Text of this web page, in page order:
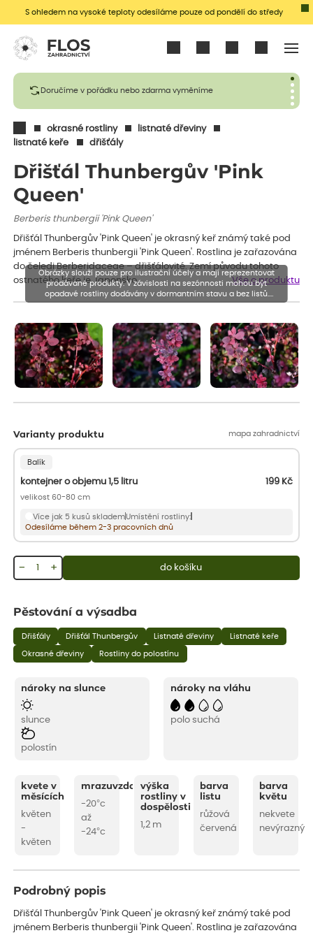
S ohledem na vysoké teploty odesíláme pouze od pondělí do středy
Doručíme v pořádku nebo zdarma vyměníme
okrasné rostliny
listnaté dřeviny
listnaté keře
dřišťály
Dřišťál Thunbergův 'Pink
Queen'
Berberis thunbergii 'Pink Queen'
Dřišťál Thunbergův 'Pink Queen' je okrasný keř známý také pod
jménem Berberis thunbergii 'Pink Queen'. Rostlina je zařazována
do čeledi Berberidaceae – dřišťálovité. Zemí původu tohoto
ostnatého keře je Japonsko…
Vše o produktu
Varianty produktu mapa zahradnictví
Balík
kontejner o objemu 1,5 litru 199 Kč
velikost 60-80 cm
Více jak 5 kusů sklademUmístění rostliny:
Odesíláme během 2-3 pracovních dnů
+
− do košíku
Obrázky slouží pouze pro ilustrační účely a mají reprezentovat
prodávané produkty. V závislosti na sezónnosti mohou být
opadavé rostliny dodávány v dormantním stavu a bez listů.
Rostliny mohou být také sestřiženy níže, než je uvedená výška,
Pěstování a výsadba
Dřišťály Dřišťál Thunbergův Listnaté dřeviny Listnaté keře
Okrasné dřeviny Rostliny do polostínu
nároky na slunce
slunce
polostín
nároky na vláhu
polo suchá
kvete v
měsících
květen
-
květen
mrazuvzdornost
-20°c
až
-24°c
výška
rostliny v
dospělosti
1,2 m
barva
listu
růžová
červená
barva
květu
nekvete
nevýrazný
Podrobný popis
Dřišťál Thunbergův 'Pink Queen' je okrasný keř známý také pod
jménem Berberis thunbergii 'Pink Queen'. Rostlina je zařazována